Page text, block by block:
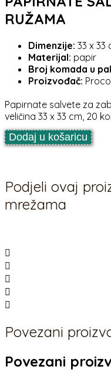
RUŽAMA
Dimenzije: 33 x 33
Materijal: papir
Broj komada u
Proizvođač:
Papirnate salvete za
veličina 33 x 33 cm, 20
Dodaj u košaricu
Podjeli ovaj
mrežama
Povezani
Povezani